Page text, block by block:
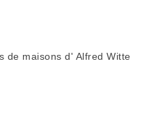
de maisons d' Alfred Witte